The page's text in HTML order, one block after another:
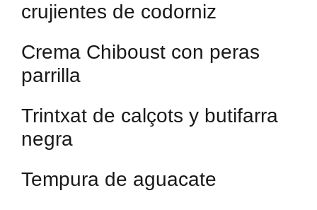
crujientes de codorniz
Crema Chiboust con peras
parrilla
Trintxat de calçots y butifarra
negra
Tempura de aguacate